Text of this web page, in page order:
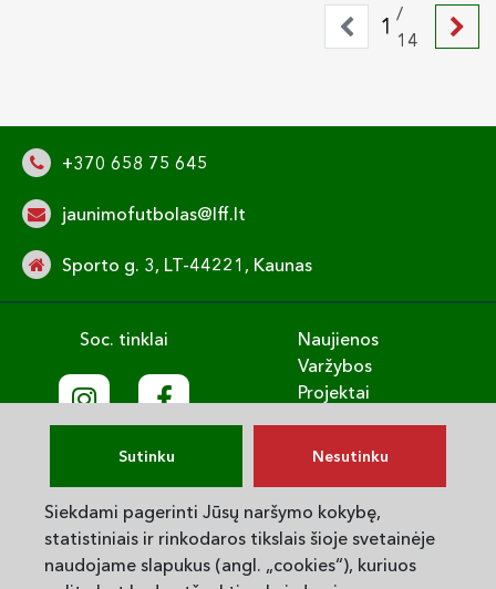
1 /
14
+370 658 75 645
jaunimofutbolas@lff.lt
Sporto g. 3, LT-44221, Kaunas
Soc. tinklai
Naujienos
Varžybos
Projektai
© 2025. LVJUFA. Visos teisės saugomos.
Nesutinku
Sutinku
Siekdami pagerinti Jūsų naršymo kokybę,
statistiniais ir rinkodaros tikslais šioje svetainėje
naudojame slapukus (angl. „cookies“), kuriuos